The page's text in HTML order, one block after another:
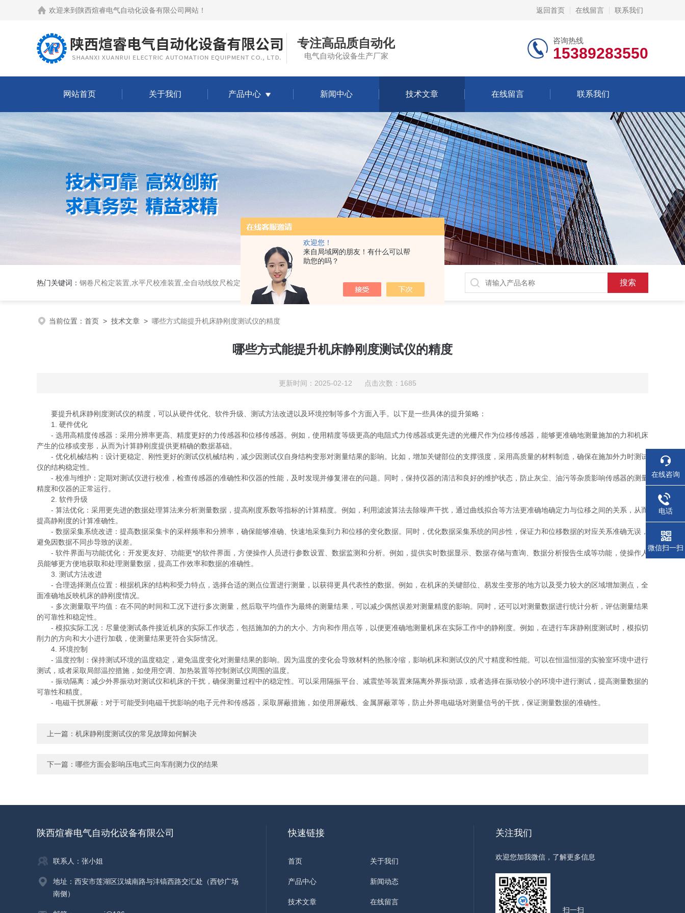
欢迎您！
来自局域网的朋友！有什么可以帮
助您的吗？
欢迎来到 陕西煊睿电气自动化设备有限公司网站 ！ 返回首页 在线留言 联系我们
专注高品质自动化
电气自动化设备生产厂家
咨询热线
15389283550
网站首页 关于我们 产品中心 新闻中心 技术文章 在线留言 联系我们
热门关键词： 钢卷尺检定装置,水平尺校准装置,全自动线纹尺检定仪,光谱铣样机,压电式三向车削测力仪,压电式三向切削力测试系统
当前位置： 首页 > 技术文章 > 哪些方式能提升机床静刚度测试仪的精度
哪些方式能提升机床静刚度测试仪的精度
更新时间：2025-02-12 点击次数：1685
要提升机床静刚度测试仪的精度，可以从硬件优化、软件升级、测试方法改进以及环境控制等多个方面入手。以下是一些具体的提升策略：
1. 硬件优化
- 选用高精度传感器：采用分辨率更高、精度更好的力传感器和位移传感器。例如，使用精度等级更高的电阻式力传感器或更先进的光栅尺作为位移传感器，能够更准确地测量施加的力和机床
产生的位移或变形，从而为计算静刚度提供更精确的数据基础。
- 优化机械结构：设计更稳定、刚性更好的测试仪机械结构，减少因测试仪自身结构变形对测量结果的影响。比如，增加关键部位的支撑强度，采用高质量的材料制造，确保在施加外力时测试
仪的结构稳定性。
- 校准与维护：定期对测试仪进行校准，检查传感器的准确性和仪器的性能，及时发现并修复潜在的问题。同时，保持仪器的清洁和良好的维护状态，防止灰尘、油污等杂质影响传感器的测量
精度和仪器的正常运行。
2. 软件升级
- 算法优化：采用更先进的数据处理算法来分析测量数据，提高刚度系数等指标的计算精度。例如，利用滤波算法去除噪声干扰，通过曲线拟合等方法更准确地确定力与位移之间的关系，从而
提高静刚度的计算准确性。
- 数据采集系统改进：提高数据采集卡的采样频率和分辨率，确保能够准确、快速地采集到力和位移的变化数据。同时，优化数据采集系统的同步性，保证力和位移数据的对应关系准确无误，
避免因数据不同步导致的误差。
- 软件界面与功能优化：开发更友好、功能更*的软件界面，方便操作人员进行参数设置、数据监测和分析。例如，提供实时数据显示、数据存储与查询、数据分析报告生成等功能，使操作人
员能够更方便地获取和处理测量数据，提高工作效率和数据的准确性。
3. 测试方法改进
- 合理选择测点位置：根据机床的结构和受力特点，选择合适的测点位置进行测量，以获得更具代表性的数据。例如，在机床的关键部位、易发生变形的地方以及受力较大的区域增加测点，全
面准确地反映机床的静刚度情况。
- 多次测量取平均值：在不同的时间和工况下进行多次测量，然后取平均值作为最终的测量结果，可以减少偶然误差对测量精度的影响。同时，还可以对测量数据进行统计分析，评估测量结果
的可靠性和稳定性。
- 模拟实际工况：尽量使测试条件接近机床的实际工作状态，包括施加的力的大小、方向和作用点等，以便更准确地测量机床在实际工作中的静刚度。例如，在进行车床静刚度测试时，模拟切
削力的方向和大小进行加载，使测量结果更符合实际情况。
4. 环境控制
- 温度控制：保持测试环境的温度稳定，避免温度变化对测量结果的影响。因为温度的变化会导致材料的热胀冷缩，影响机床和测试仪的尺寸精度和性能。可以在恒温恒湿的实验室环境中进行
测试，或者采取局部温控措施，如使用空调、加热装置等控制测试仪周围的温度。
- 振动隔离：减少外界振动对测试仪和机床的干扰，确保测量过程中的稳定性。可以采用隔振平台、减震垫等装置来隔离外界振动源，或者选择在振动较小的环境中进行测试，提高测量数据的
可靠性和精度。
- 电磁干扰屏蔽：对于可能受到电磁干扰影响的电子元件和传感器，采取屏蔽措施，如使用屏蔽线、金属屏蔽罩等，防止外界电磁场对测量信号的干扰，保证测量数据的准确性。
上一篇： 机床静刚度测试仪的常见故障如何解决
下一篇： 哪些方面会影响压电式三向车削测力仪的结果
陕西煊睿电气自动化设备有限公司
联系人：张小姐
地址：西安市莲湖区汉城南路与沣镐西路交汇处（西钞广场
南侧）
快速链接
首页 关于我们
产品中心 新闻动态
技术文章 在线留言
关注我们
欢迎您加我微信，了解更多信息
扫一扫
在线咨询
电话
微信扫一扫